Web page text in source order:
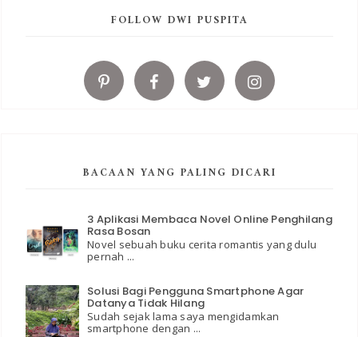
FOLLOW DWI PUSPITA
BACAAN YANG PALING DICARI
3 Aplikasi Membaca Novel Online Penghilang
Rasa Bosan
Novel sebuah buku cerita romantis yang dulu
pernah ...
Solusi Bagi Pengguna Smartphone Agar
Datanya Tidak Hilang
Sudah sejak lama saya mengidamkan
smartphone dengan ...